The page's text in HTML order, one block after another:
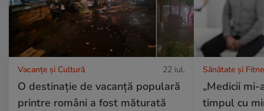
Vacanțe și Cultură 22 iul.
O destinație de vacanță populară
printre români a fost măturată
Sănătate și
„Medicii
timpul cu